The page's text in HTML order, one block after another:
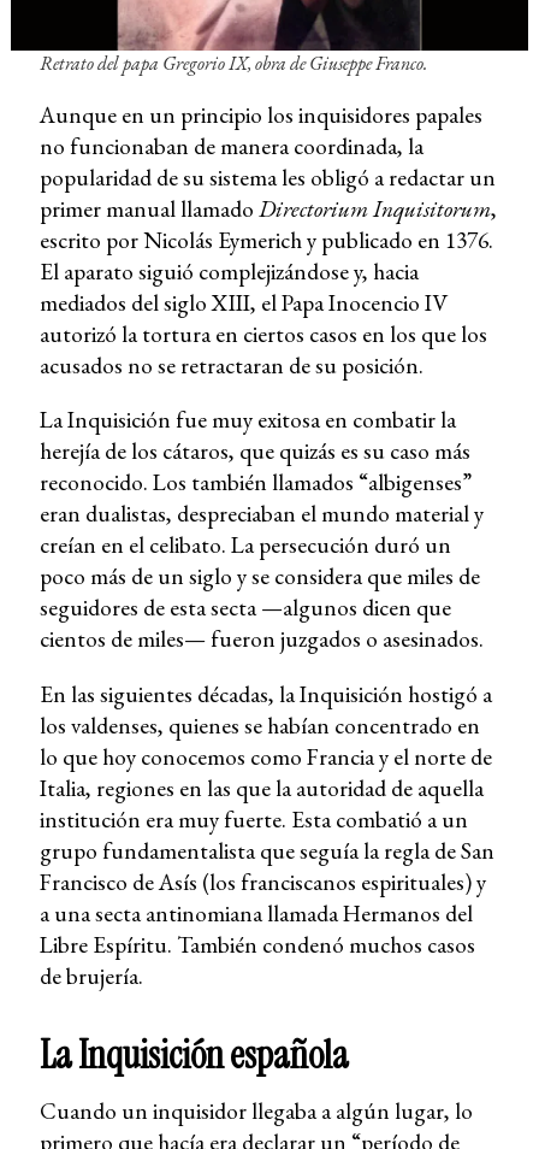
Retrato del papa Gregorio IX, obra de Giuseppe Franco.
Aunque en un principio los inquisidores papales
no funcionaban de manera coordinada, la
popularidad de su sistema les obligó a redactar un
primer manual llamado Directorium Inquisitorum,
escrito por Nicolás Eymerich y publicado en 1376.
El aparato siguió complejizándose y, hacia
mediados del siglo XIII, el Papa Inocencio IV
autorizó la tortura en ciertos casos en los que los
acusados no se retractaran de su posición.
La Inquisición fue muy exitosa en combatir la
herejía de los cátaros, que quizás es su caso más
reconocido. Los también llamados “albigenses”
eran dualistas, despreciaban el mundo material y
creían en el celibato. La persecución duró un
poco más de un siglo y se considera que miles de
seguidores de esta secta —algunos dicen que
cientos de miles— fueron juzgados o asesinados.
En las siguientes décadas, la Inquisición hostigó a
los valdenses, quienes se habían concentrado en
lo que hoy conocemos como Francia y el norte de
Italia, regiones en las que la autoridad de aquella
institución era muy fuerte. Esta combatió a un
grupo fundamentalista que seguía la regla de San
Francisco de Asís (los franciscanos espirituales) y
a una secta antinomiana llamada Hermanos del
Libre Espíritu. También condenó muchos casos
de brujería.
La Inquisición española
Cuando un inquisidor llegaba a algún lugar, lo
primero que hacía era declarar un “período de